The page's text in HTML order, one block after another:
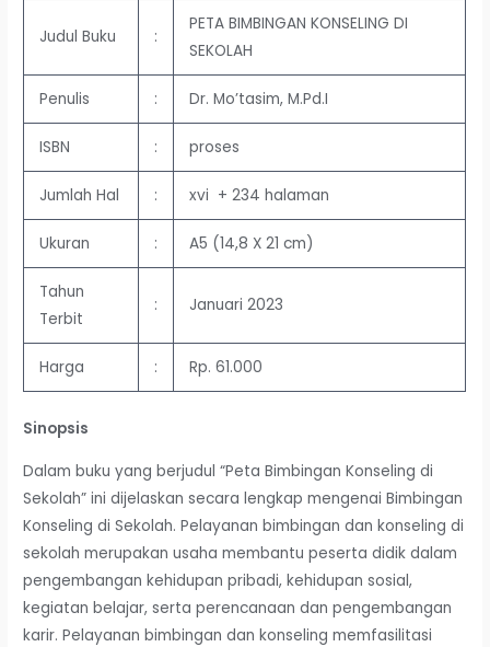
Judul Buku :
PETA BIMBINGAN KONSELING DI
SEKOLAH
Penulis : Dr. Mo’tasim, M.Pd.I
ISBN : proses
Jumlah Hal : xvi + 234 halaman
Ukuran : A5 (14,8 X 21 cm)
Tahun
Terbit
: Januari 2023
Harga : Rp. 61.000
Sinopsis
Dalam buku yang berjudul “Peta Bimbingan Konseling di
Sekolah” ini dijelaskan secara lengkap mengenai Bimbingan
Konseling di Sekolah. Pelayanan bimbingan dan konseling di
sekolah merupakan usaha membantu peserta didik dalam
pengembangan kehidupan pribadi, kehidupan sosial,
kegiatan belajar, serta perencanaan dan pengembangan
karir. Pelayanan bimbingan dan konseling memfasilitasi